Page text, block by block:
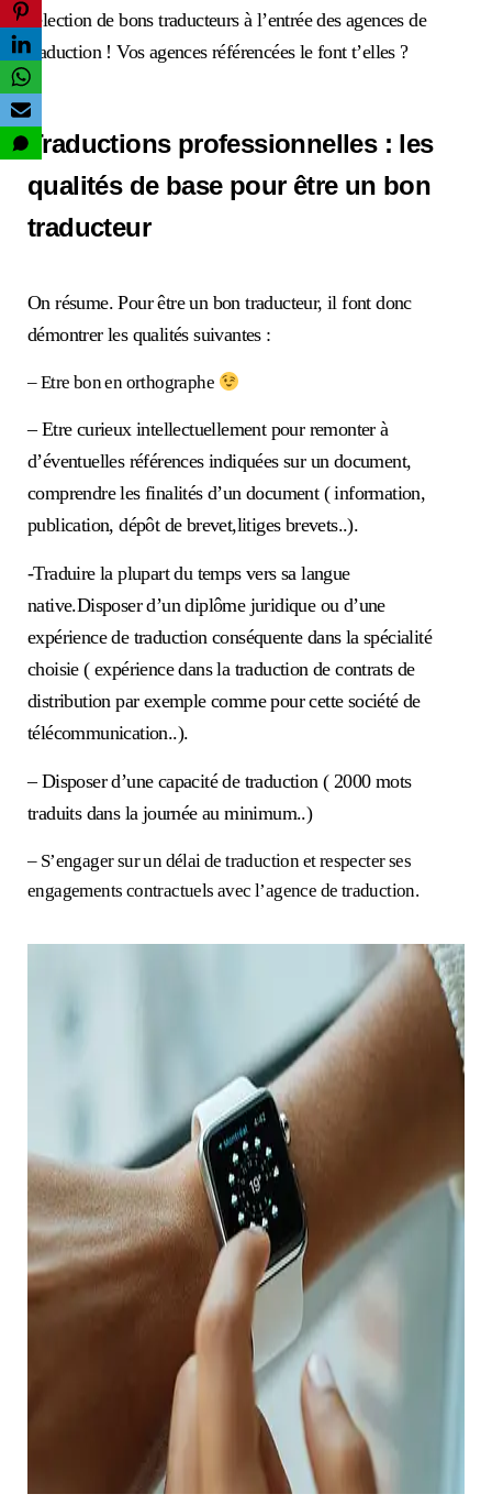
sélection de bons traducteurs à l’entrée des agences de
traduction ! Vos agences référencées le font t’elles ?
Traductions professionnelles : les
qualités de base pour être un bon
traducteur
On résume. Pour être un bon traducteur, il font donc
démontrer les qualités suivantes :
– Etre bon en orthographe
– Etre curieux intellectuellement pour remonter à
d’éventuelles références indiquées sur un document,
comprendre les finalités d’un document ( information,
publication, dépôt de brevet,litiges brevets..).
-Traduire la plupart du temps vers sa langue
native.Disposer d’un diplôme juridique ou d’une
expérience de traduction conséquente dans la spécialité
choisie ( expérience dans la traduction de contrats de
distribution par exemple comme pour cette société de
télécommunication..).
– Disposer d’une capacité de traduction ( 2000 mots
traduits dans la journée au minimum..)
– S’engager sur un délai de traduction et respecter ses
engagements contractuels avec l’agence de traduction.